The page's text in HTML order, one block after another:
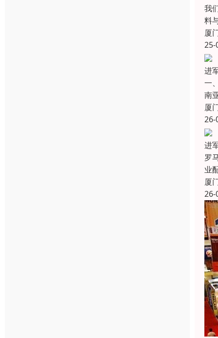
我
料
厦
25-
进
一
南
厦
26-
进
罗
业
厦
26-